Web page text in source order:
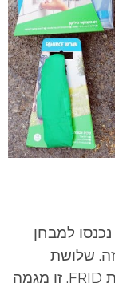
למבחן
שלושת
המוצרים מאופינים שהם מספקים הגנת FRID. זו מגמה